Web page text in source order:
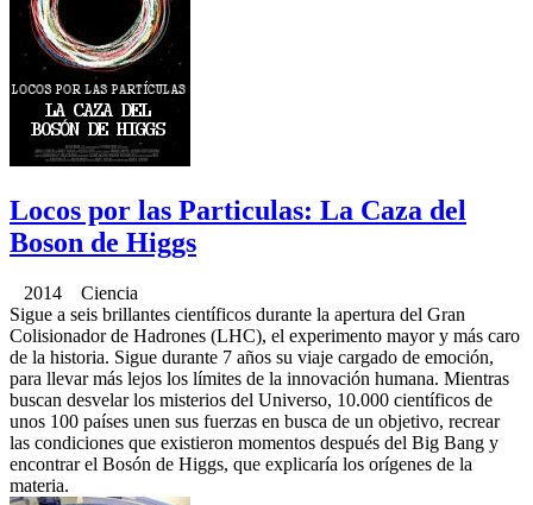
Locos por las Particulas: La Caza del
Boson de Higgs
2014 Ciencia
Sigue a seis brillantes científicos durante la apertura del Gran
Colisionador de Hadrones (LHC), el experimento mayor y más caro
de la historia. Sigue durante 7 años su viaje cargado de emoción,
para llevar más lejos los límites de la innovación humana. Mientras
buscan desvelar los misterios del Universo, 10.000 científicos de
unos 100 países unen sus fuerzas en busca de un objetivo, recrear
las condiciones que existieron momentos después del Big Bang y
encontrar el Bosón de Higgs, que explicaría los orígenes de la
materia.